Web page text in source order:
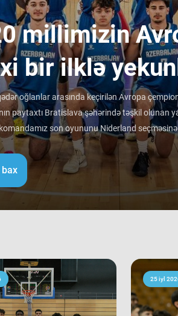
millimizin
bir ilklə
oğlanlar arasında keçirilən Avropa
paytaxtı Bratislava şəhərində təşkil olunan
son oyununu Niderland seçməsinə
gəlib. Avropa çempionatı B divizionunda
görə 3 ən gənc kollektivdən biri olan
Azərbaycan basketbol tarixində bir ilk kimi də
qərarlaşmaq adi bir nəticə kimi görünsə
rəqiblərin səviyyəsi bu nəticənin adi bir nəticə
5-cisi olub. Şimali Makedoniya yığması
bitirib. Millimiz çempionat boyu göstərdiyi
düz 10 ölkəni geridə qoymağı bacarıb.
bax
25 iyl